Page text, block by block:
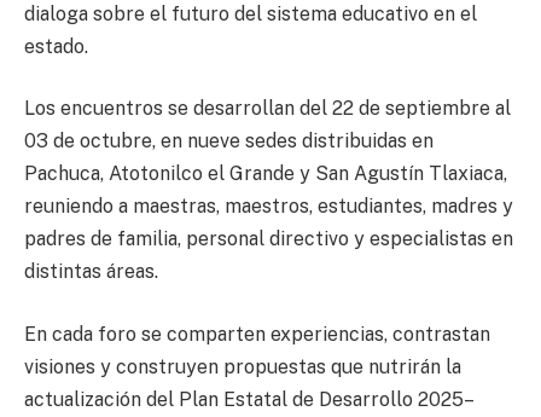
dialoga sobre el futuro del sistema educativo en el
estado.
Los encuentros se desarrollan del 22 de septiembre al
03 de octubre, en nueve sedes distribuidas en
Pachuca, Atotonilco el Grande y San Agustín Tlaxiaca,
reuniendo a maestras, maestros, estudiantes, madres y
padres de familia, personal directivo y especialistas en
distintas áreas.
En cada foro se comparten experiencias, contrastan
visiones y construyen propuestas que nutrirán la
actualización del Plan Estatal de Desarrollo 2025–